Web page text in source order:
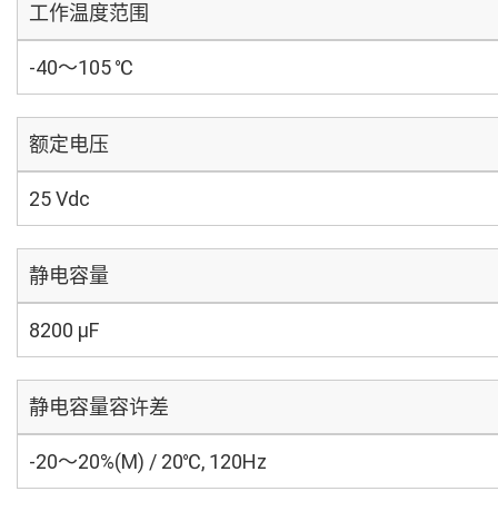
工作温度范围
-40～105 ℃
额定电压
25 Vdc
静电容量
8200 µF
静电容量容许差
-20～20%(M) / 20℃, 120Hz